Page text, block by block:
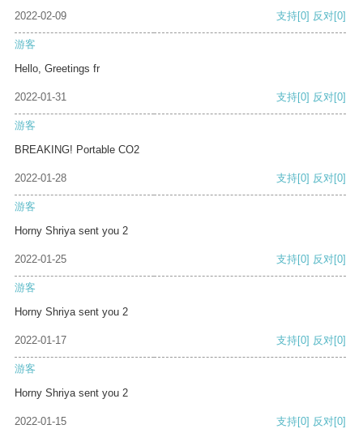
2022-02-09 支持[0] 反对[0]
游客
Hello, Greetings fr
2022-01-31 支持[0] 反对[0]
游客
BREAKING! Portable CO2
2022-01-28 支持[0] 反对[0]
游客
Horny Shriya sent you 2
2022-01-25 支持[0] 反对[0]
游客
Horny Shriya sent you 2
2022-01-17 支持[0] 反对[0]
游客
Horny Shriya sent you 2
2022-01-15 支持[0] 反对[0]